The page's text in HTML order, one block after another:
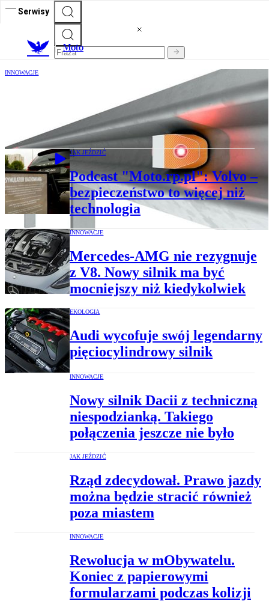
Serwisy
Moto
INNOWACJE
Rewolucja drogowa. Barierki z AI, które
ostrzegają przed korkami, wypadkami i
zwierzętami
JAK JEŹDZIĆ
Podcast "Moto.rp.pl": Volvo –
bezpieczeństwo to więcej niż
technologia
INNOWACJE
Mercedes-AMG nie rezygnuje
z V8. Nowy silnik ma być
mocniejszy niż kiedykolwiek
EKOLOGIA
Audi wycofuje swój legendarny
pięciocylindrowy silnik
INNOWACJE
Nowy silnik Dacii z techniczną
niespodzianką. Takiego
połączenia jeszcze nie było
JAK JEŹDZIĆ
Rząd zdecydował. Prawo jazdy
można będzie stracić również
poza miastem
INNOWACJE
Rewolucja w mObywatelu.
Koniec z papierowymi
formularzami podczas kolizji